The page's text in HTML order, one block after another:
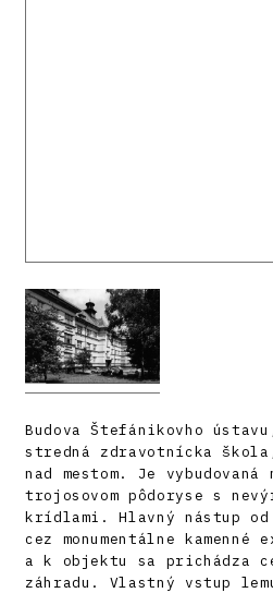
Budova Štefánikovho
stredná zdravotnícka
nad mestom. Je vybudovaná
trojosovom pôdoryse s
krídlami. Hlavný nástup
cez monumentálne
a k objektu sa prichádza
záhradu. Vlastný vstup